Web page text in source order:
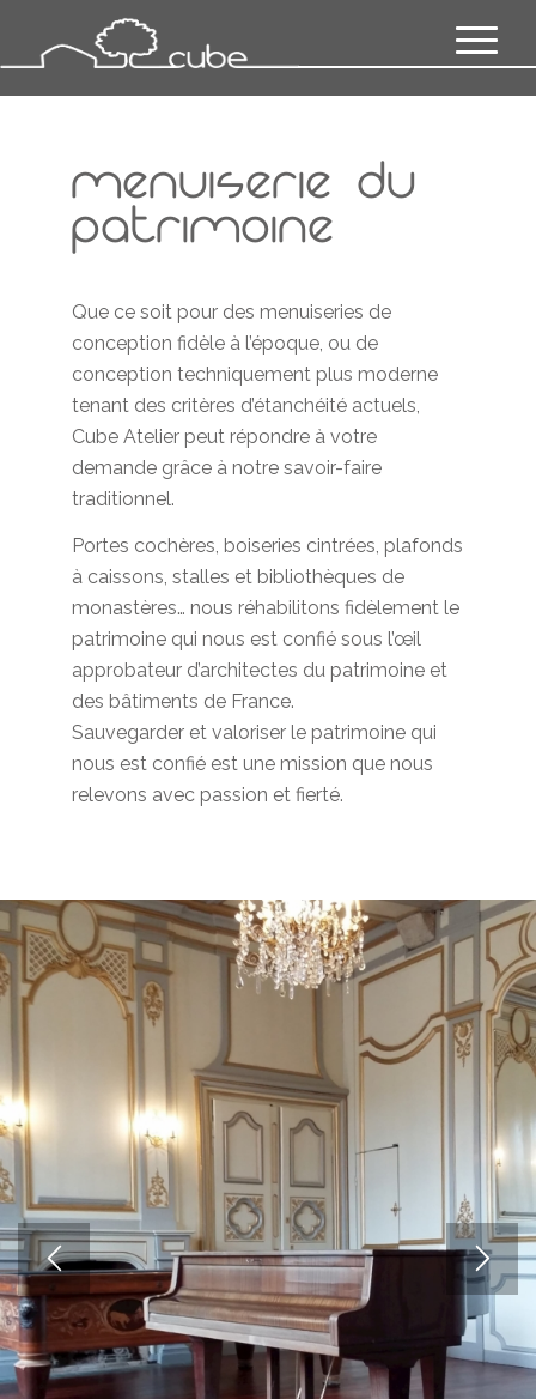
menuiserie du
patrimoine
Que ce soit pour des menuiseries de
conception fidèle à l’époque, ou de
conception techniquement plus moderne
tenant des critères d’étanchéité actuels,
Cube Atelier peut répondre à votre
demande grâce à notre savoir-faire
traditionnel.
Portes cochères, boiseries cintrées, plafonds
à caissons, stalles et bibliothèques de
monastères… nous réhabilitons fidèlement le
patrimoine qui nous est confié sous l’œil
approbateur d’architectes du patrimoine et
des bâtiments de France.
Sauvegarder et valoriser le patrimoine qui
nous est confié est une mission que nous
relevons avec passion et fierté.